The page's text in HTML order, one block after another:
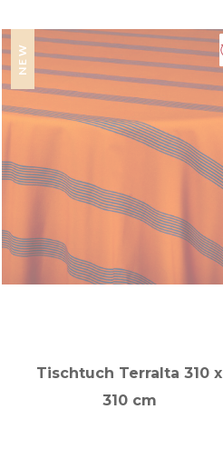
NEW
Tischtuch Terralta 310 x
310 cm